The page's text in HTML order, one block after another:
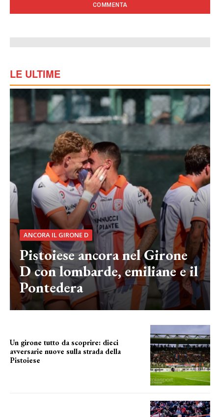
LE ULTIME
ANCORA IL GIRONE D
Pistoiese ancora nel Girone
D con lombarde, emiliane e il
Pontedera
Un girone tutto da scoprire: dieci
avversarie nuove sulla strada della
Pistoiese